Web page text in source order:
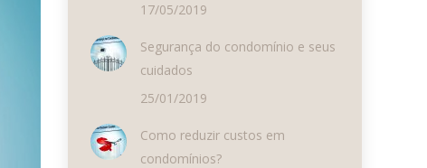
17/05/2019
Segurança do condomínio e seus
cuidados
25/01/2019
Como reduzir custos em
condomínios?